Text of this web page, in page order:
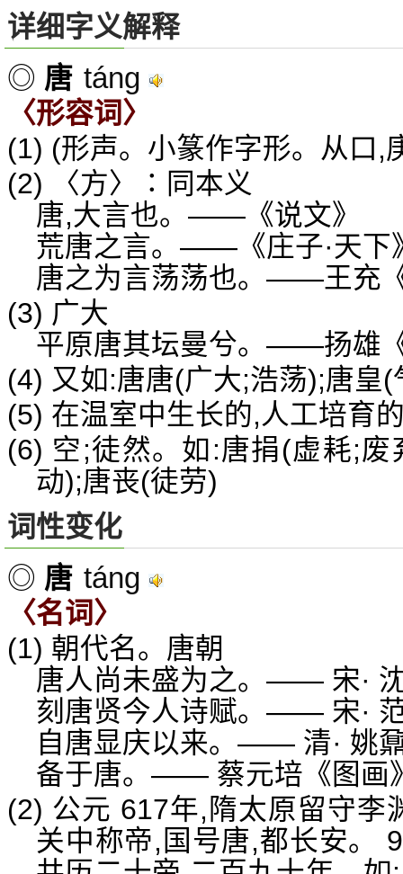
详细字义解释
◎ 唐 táng
〈形容词〉
(1) (形声。小篆作字形。从口,
(2) 〈方〉∶同本义
唐,大言也。——《说文》
荒唐之言。——《庄子·天下
唐之为言荡荡也。——王充
(3) 广大
平原唐其坛曼兮。——扬雄
(4) 又如:唐唐(广大;浩荡);唐皇
(5) 在温室中生长的,人工培育
(6) 空;徒然。如:唐捐(虚耗;
动);唐丧(徒劳)
词性变化
◎ 唐 táng
〈名词〉
(1) 朝代名。唐朝
唐人尚未盛为之。—— 宋·
刻唐贤今人诗赋。—— 宋·
自唐显庆以来。—— 清· 姚
备于唐。—— 蔡元培《图画
(2) 公元 617年,隋太原留守李
关中称帝,国号唐,都长安。